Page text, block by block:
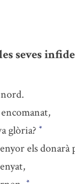
seves
glòria? *
els donarà